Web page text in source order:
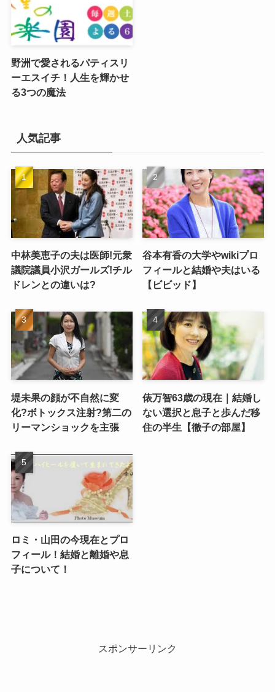
野洲で愛されるパティスリ
ーエスイチ！人生を輝かせ
る3つの魔法
人気記事
中林美恵子の夫は医師!元衆
議院議員小沢ガールズ!チル
ドレンとの違いは?
谷本有香の大学やwikiプロ
フィールと結婚や夫はいる
【ビビッド】
堤未果の顔が不自然に変
化?ボトックス注射?第二の
リーマンショックを主張
俵万智63歳の現在｜結婚し
ない選択と息子と歩んだ移
住の半生【徹子の部屋】
ロミ・山田の今現在とプロ
フィール！結婚と離婚や息
子について！
スポンサーリンク